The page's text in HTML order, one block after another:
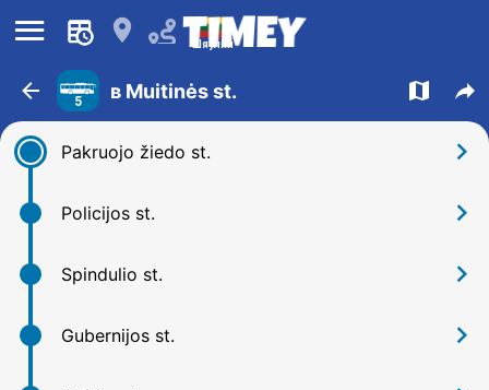
󰍜 󰍎 Шяуляй
󰁍 5 в Muitinės st. 󰍍 󰒖
Pakruojo žiedo st. 󰅂
Policijos st. 󰅂
Spindulio st. 󰅂
Gubernijos st. 󰅂